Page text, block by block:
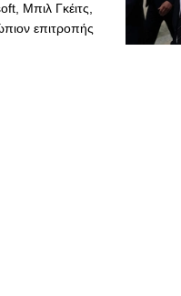
Μπιλ Γκέιτς,
επιτροπής